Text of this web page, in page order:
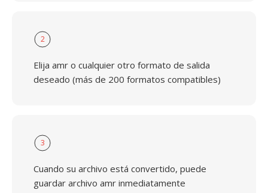
2
Elija amr o cualquier otro formato de salida
deseado (más de 200 formatos compatibles)
3
Cuando su archivo está convertido, puede
guardar archivo amr inmediatamente